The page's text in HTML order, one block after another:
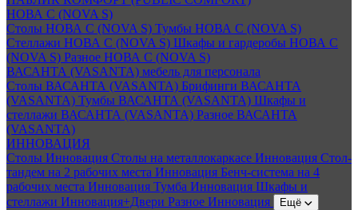
НОВА С (NOVA S)
Столы НОВА С (NOVA S) Тумбы НОВА С (NOVA S)
Стеллажи НОВА С (NOVA S) Шкафы и гардеробы НОВА С
(NOVA S) Разное НОВА С (NOVA S)
ВАСАНТА (VASANTA) мебель для персонала
Столы ВАСАНТА (VASANTA) Брифинги ВАСАНТА
(VASANTA) Тумбы ВАСАНТА (VASANTA) Шкафы и
стеллажи ВАСАНТА (VASANTA) Разное ВАСАНТА
(VASANTA)
ИННОВАЦИЯ
Столы Инновация Столы на металлокаркасе Инновация Стол-
тандем на 2 рабочих места Инновация Бенч-система на 4
рабочих места Инновация Тумба Инновация Шкафы и
стеллажи Инновация+Двери Разное Инновация Ещё